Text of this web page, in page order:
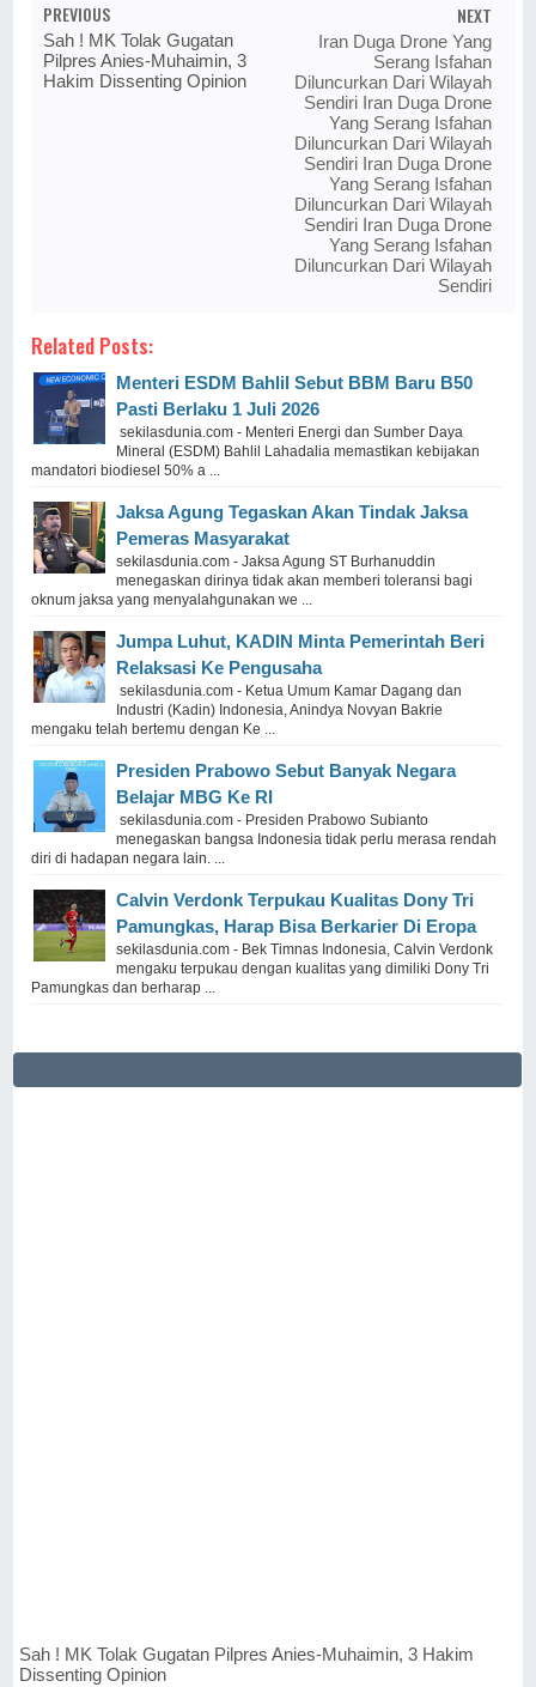
PREVIOUS
Sah ! MK Tolak Gugatan
Pilpres Anies-Muhaimin, 3
Hakim Dissenting Opinion
NEXT
Iran Duga Drone Yang
Serang Isfahan
Diluncurkan Dari Wilayah
Sendiri Iran Duga Drone
Yang Serang Isfahan
Diluncurkan Dari Wilayah
Sendiri Iran Duga Drone
Yang Serang Isfahan
Diluncurkan Dari Wilayah
Sendiri Iran Duga Drone
Yang Serang Isfahan
Diluncurkan Dari Wilayah
Sendiri
Related Posts:
Menteri ESDM Bahlil Sebut BBM Baru B50
Pasti Berlaku 1 Juli 2026
sekilasdunia.com - Menteri Energi dan Sumber Daya
Mineral (ESDM) Bahlil Lahadalia memastikan kebijakan
mandatori biodiesel 50% a ...
Jaksa Agung Tegaskan Akan Tindak Jaksa
Pemeras Masyarakat
sekilasdunia.com - Jaksa Agung ST Burhanuddin
menegaskan dirinya tidak akan memberi toleransi bagi
oknum jaksa yang menyalahgunakan we ...
Jumpa Luhut, KADIN Minta Pemerintah Beri
Relaksasi Ke Pengusaha
sekilasdunia.com - Ketua Umum Kamar Dagang dan
Industri (Kadin) Indonesia, Anindya Novyan Bakrie
mengaku telah bertemu dengan Ke ...
Presiden Prabowo Sebut Banyak Negara
Belajar MBG Ke RI
sekilasdunia.com - Presiden Prabowo Subianto
menegaskan bangsa Indonesia tidak perlu merasa rendah
diri di hadapan negara lain. ...
Calvin Verdonk Terpukau Kualitas Dony Tri
Pamungkas, Harap Bisa Berkarier Di Eropa
sekilasdunia.com - Bek Timnas Indonesia, Calvin Verdonk
mengaku terpukau dengan kualitas yang dimiliki Dony Tri
Pamungkas dan berharap ...
Sah ! MK Tolak Gugatan Pilpres Anies-Muhaimin, 3 Hakim
Dissenting Opinion